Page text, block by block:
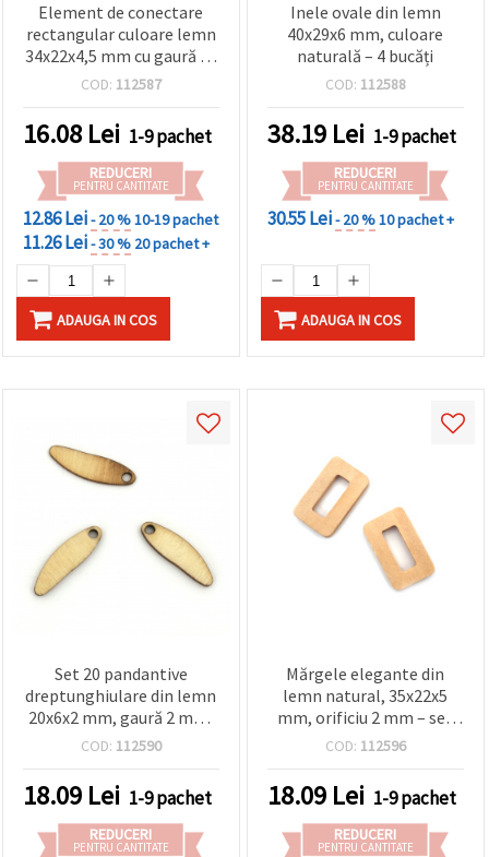
Element de conectare
rectangular culoare lemn
34x22x4,5 mm cu gaură de
2 mm - 2 bucăți
COD: 112587
16.08 Lei 1-9 pachet
REDUCERI
PENTRU CANTITATE
12.86 Lei- 20 %10-19 pachet
11.26 Lei- 30 % 20 pachet +
ADAUGA IN COS
Inele ovale din lemn
40x29x6 mm, culoare
naturală – 4 bucăți
COD: 112588
38.19 Lei 1-9 pachet
REDUCERI
PENTRU CANTITATE
30.55 Lei- 20 %10 pachet +
ADAUGA IN COS
Set 20 pandantive
dreptunghiulare din lemn
20x6x2 mm, gaură 2 mm,
culoare naturală –
bijuterii handmade
(cercei, brățări, coliere),
DIY și decorațiuni
COD: 112590
18.09 Lei 1-9 pachet
REDUCERI
PENTRU CANTITATE
Mărgele elegante din
lemn natural, 35x22x5
mm, orificiu 2 mm – set
de 5 bucăți pentru bijuterii
creative
COD: 112596
18.09 Lei 1-9 pachet
REDUCERI
PENTRU CANTITATE